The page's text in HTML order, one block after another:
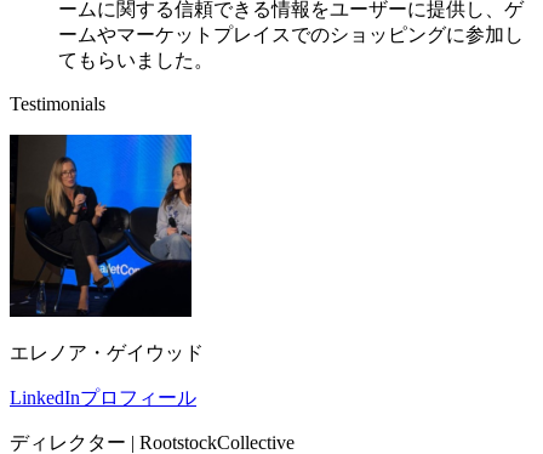
ームに関する信頼できる情報をユーザーに提供し、ゲ
ームやマーケットプレイスでのショッピングに参加し
てもらいました。
Testimonials
エレノア・ゲイウッド
LinkedInプロフィール
ディレクター | RootstockCollective